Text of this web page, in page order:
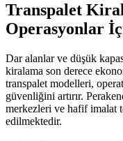
Transpalet
Operasyonlar
Dar alanlar ve düşük
kiralama son derece
transpalet modelleri,
güvenliğini artırır.
merkezleri ve hafif imalat
edilmektedir.